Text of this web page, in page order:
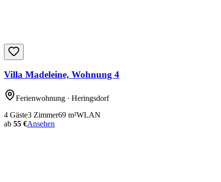
Villa Madeleine, Wohnung 4
Ferienwohnung · Heringsdorf
4 Gäste3 Zimmer69 m²WLAN
ab 55 €Ansehen